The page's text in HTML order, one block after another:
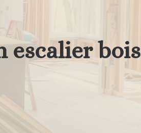
escalier bois